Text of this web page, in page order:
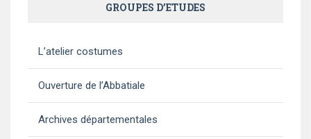
GROUPES D’ETUDES
L’atelier costumes
Ouverture de l’Abbatiale
Archives départementales